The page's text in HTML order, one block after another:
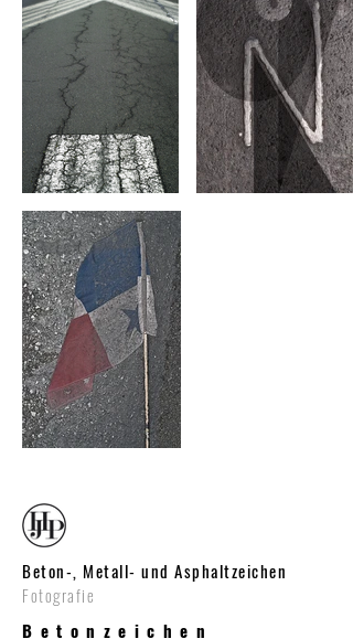
Beton-, Metall- und Asphaltzeichen
Fotografie
Betonzeichen